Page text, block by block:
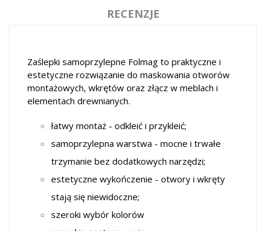
RECENZJE
Zaślepki samoprzylepne Folmag to praktyczne i
estetyczne rozwiązanie do maskowania otworów
montażowych, wkrętów oraz złącz w meblach i
elementach drewnianych.
łatwy montaż - odkleić i przykleić;
samoprzylepna warstwa - mocne i trwałe
trzymanie bez dodatkowych narzędzi;
estetyczne wykończenie - otwory i wkręty
stają się niewidoczne;
szeroki wybór kolorów